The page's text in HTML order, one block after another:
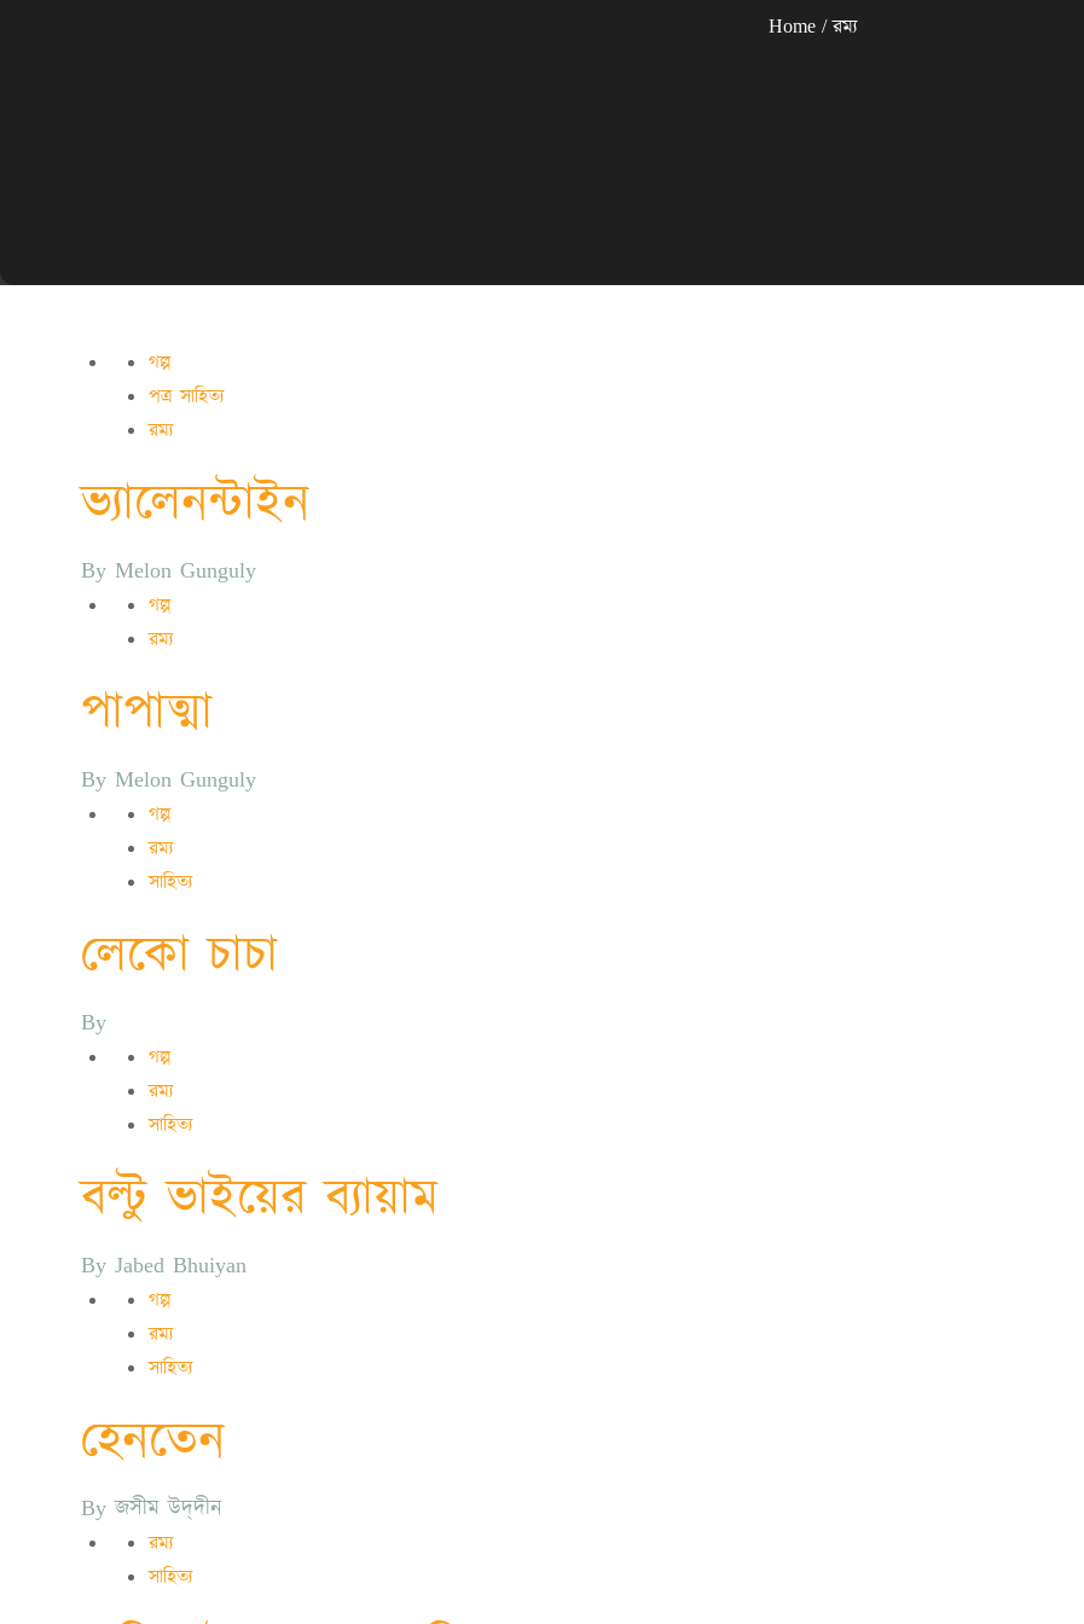
Home রম্য
গল্প
পত্র সাহিত্য
রম্য
ভ্যালেনন্টাইন
ByMelon Gunguly
গল্প
রম্য
পাপাত্মা
ByMelon Gunguly
গল্প
রম্য
সাহিত্য
লেকো চাচা
By
গল্প
রম্য
সাহিত্য
বল্টু ভাইয়ের ব্যায়াম
ByJabed Bhuiyan
গল্প
রম্য
সাহিত্য
হেনতেন
Byজসীম উদ্‌দীন
রম্য
সাহিত্য